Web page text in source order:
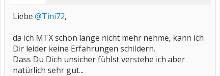
Liebe @Tini72,
da ich MTX schon lange nicht mehr nehme, kann ich
Dir leider keine Erfahrungen schildern.
Dass Du Dich unsicher fühlst verstehe ich aber
natürlich sehr gut...